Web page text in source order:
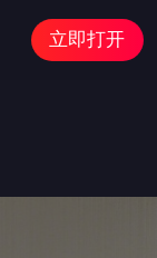
立即打开